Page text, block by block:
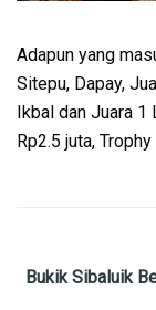
Adapun yang
Sitepu, Dapay,
Ikbal dan Juara 1
Rp2.5 juta,
Bukik Sibaluik